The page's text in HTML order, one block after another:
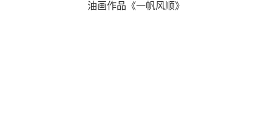
油画作品《一帆风顺》